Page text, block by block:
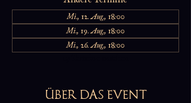
Mi., 12. Aug., 18:00
Mi., 19. Aug., 18:00
Mi., 26. Aug., 18:00
ÜBER DAS EVENT